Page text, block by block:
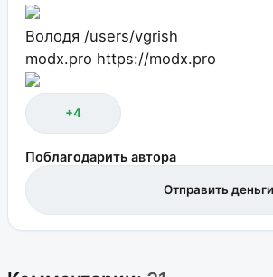
Володя /users/vgrish
modx.pro https://modx.pro
+4
Поблагодарить автора
Отправить деньги